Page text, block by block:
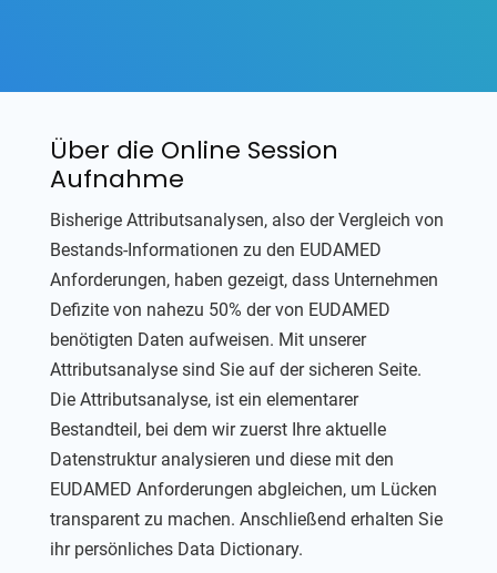
Über die Online Session
Aufnahme
Bisherige Attributsanalysen, also der Vergleich von
Bestands-Informationen zu den EUDAMED
Anforderungen, haben gezeigt, dass Unternehmen
Defizite von nahezu 50% der von EUDAMED
benötigten Daten aufweisen. Mit unserer
Attributsanalyse sind Sie auf der sicheren Seite.
Die Attributsanalyse, ist ein elementarer
Bestandteil, bei dem wir zuerst Ihre aktuelle
Datenstruktur analysieren und diese mit den
EUDAMED Anforderungen abgleichen, um Lücken
transparent zu machen. Anschließend erhalten Sie
ihr persönliches Data Dictionary.